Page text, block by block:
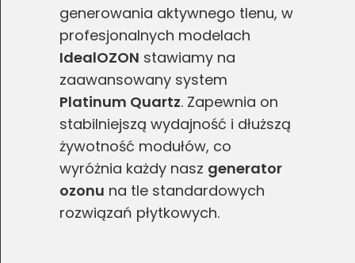
generowania aktywnego tlenu, w
profesjonalnych modelach
IdealOZON stawiamy na
zaawansowany system
Platinum Quartz. Zapewnia on
stabilniejszą wydajność i dłuższą
żywotność modułów, co
wyróżnia każdy nasz generator
ozonu na tle standardowych
rozwiązań płytkowych.